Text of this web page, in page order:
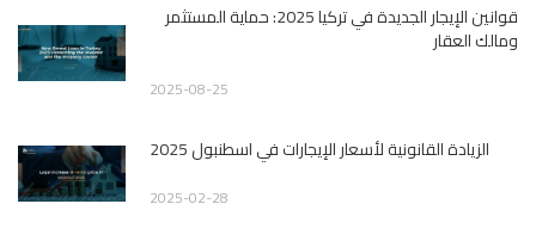
قوانين الإيجار الجديدة في تركيا 2025: حماية المستثمر
ومالك العقار
2025-08-25
الزيادة القانونية لأسعار الإيجارات في اسطنبول 2025
2025-02-28